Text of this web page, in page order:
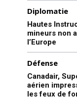
Diplomatie
Hautes
mineurs non
l’Europe
Défense
Canadair,
aérien
les feux de